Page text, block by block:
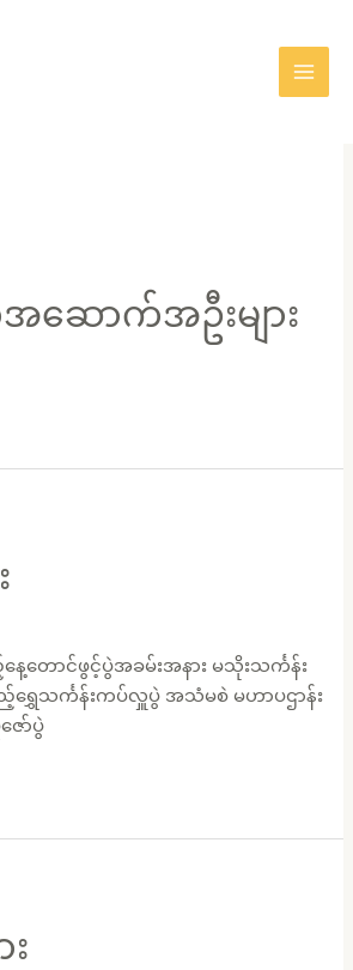
ောက်အဦးများ
တောင်ဖွင့်ပွဲအခမ်းအနား မသိုးသင်္ကန်း
ရွှေသင်္ကန်းကပ်လှူပွဲ အသံမစဲ မဟာပဌာန်း
ော်ပွဲ